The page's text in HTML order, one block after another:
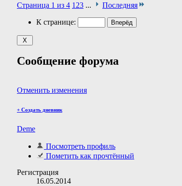
Страница 1 из 4 1 23 ... Последняя
К странице:
Сообщение форума
Отменить изменения
+ Создать дневник
Deme
Посмотреть профиль
Пометить как прочтённый
Регистрация
16.05.2014